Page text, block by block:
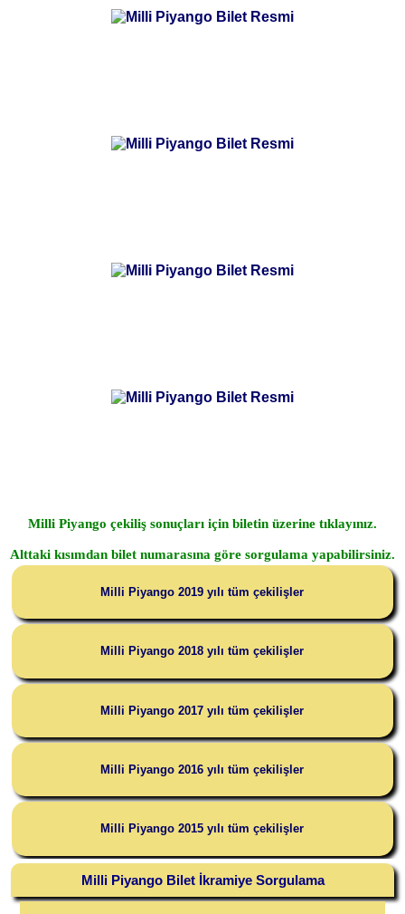
Milli Piyango çekiliş sonuçları için biletin üzerine tıklayınız.
Alttaki kısımdan bilet numarasına göre sorgulama yapabilirsiniz.
Milli Piyango 2019 yılı tüm çekilişler
Milli Piyango 2018 yılı tüm çekilişler
Milli Piyango 2017 yılı tüm çekilişler
Milli Piyango 2016 yılı tüm çekilişler
Milli Piyango 2015 yılı tüm çekilişler
Milli Piyango Bilet İkramiye Sorgulama